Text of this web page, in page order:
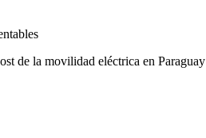
de la movilidad eléctrica en Paraguay